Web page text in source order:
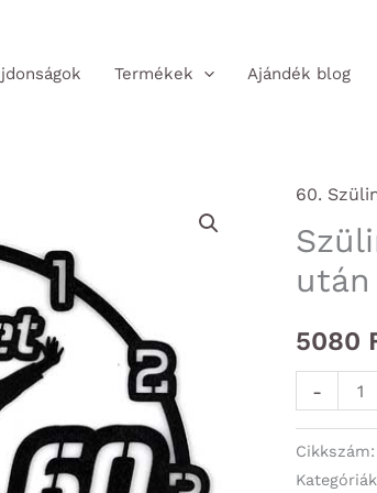
Termékek Ajándék blog
60.
5080
-
Szülinapi
-
Az
Cikkszám: